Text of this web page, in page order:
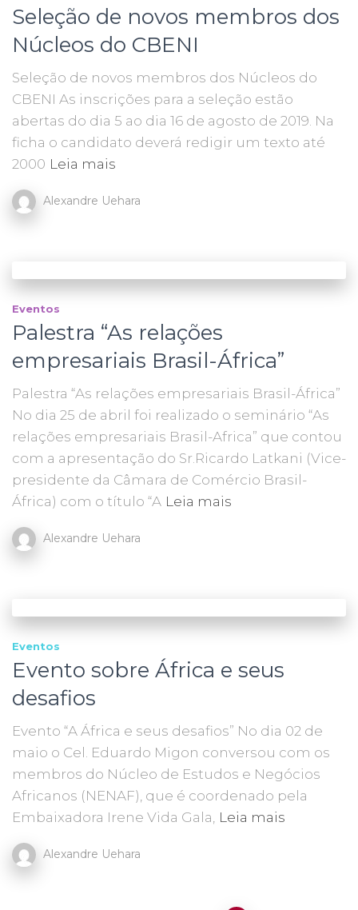
Seleção de novos membros dos
Núcleos do CBENI
Seleção de novos membros dos Núcleos do
CBENI As inscrições para a seleção estão
abertas do dia 5 ao dia 16 de agosto de 2019. Na
ficha o candidato deverá redigir um texto até
2000 Leia mais
Alexandre Uehara
Eventos
Palestra “As relações
empresariais Brasil-África”​
Palestra “As relações empresariais Brasil-África”
No dia 25 de abril foi realizado o seminário “As
relações empresariais Brasil-Africa” que contou
com a apresentação do Sr.Ricardo Latkani (Vice-
presidente da Câmara de Comércio Brasil-
África) com o título “A Leia mais
Alexandre Uehara
Eventos
Evento sobre África e seus
desafios
Evento “A África e seus desafios” No dia 02 de
maio o Cel. Eduardo Migon conversou com os
membros do Núcleo de Estudos e Negócios
Africanos (NENAF), que é coordenado pela
Embaixadora Irene Vida Gala, Leia mais
Alexandre Uehara